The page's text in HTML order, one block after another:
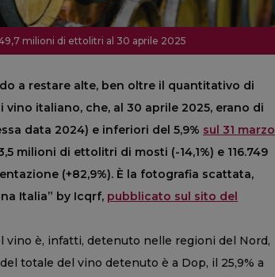
milioni di ettolitri al 30 aprile 2025
a restare alte, ben oltre il quantitativo di
italiano, che, al 30 aprile 2025, erano di
data 2024) e inferiori del 5,9% sul 31 marzo
milioni di ettolitri di mosti (-14,1%) e 116.749
(+82,9%). È la fotografia scattata,
Italia” by Icqrf, pubblicato sul sito del
vino è, infatti, detenuto nelle regioni del Nord,
totale del vino detenuto è a Dop, il 25,9% a